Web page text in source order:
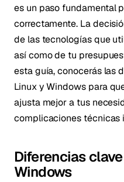
es un paso fundamental
correctamente. La
de las tecnologías que
así como de tu
esta guía, conocerás las
Linux y Windows para
ajusta mejor a tus
complicaciones técnicas
Diferencias
Windows